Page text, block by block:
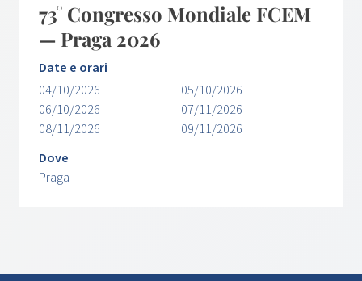
73° Congresso Mondiale FCEM
— Praga 2026
Date e orari
04/10/2026
05/10/2026
06/10/2026
07/11/2026
08/11/2026
09/11/2026
Dove
Praga